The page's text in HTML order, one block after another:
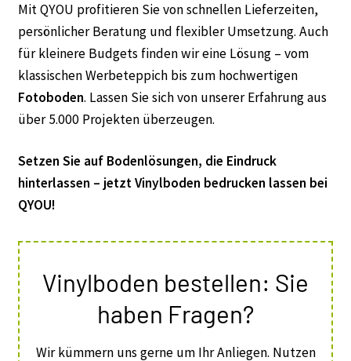
Mit QYOU profitieren Sie von schnellen Lieferzeiten,
persönlicher Beratung und flexibler Umsetzung. Auch
für kleinere Budgets finden wir eine Lösung – vom
klassischen Werbeteppich bis zum hochwertigen
Fotoboden. Lassen Sie sich von unserer Erfahrung aus
über 5.000 Projekten überzeugen.
Setzen Sie auf Bodenlösungen, die Eindruck
hinterlassen – jetzt Vinylboden bedrucken lassen bei
QYOU!
Vinylboden bestellen: Sie
haben Fragen?
Wir kümmern uns gerne um Ihr Anliegen. Nutzen